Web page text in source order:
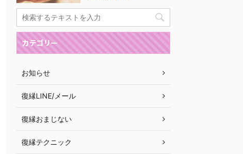
カテゴリー
お知らせ
復縁LINE/メール
復縁おまじない
復縁テクニック